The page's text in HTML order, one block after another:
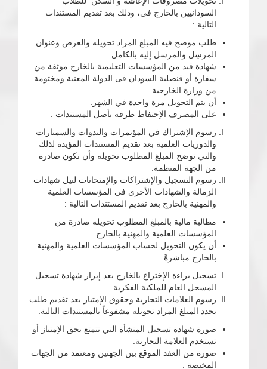
السودانيين بالخارج فى، وذلك بعد تقديم المستندات
التالية :
طلب موضح فيه المبلغ المراد تحويله والغرض وعنوان
المرسِل والمرسل إليه بالكامل .
شهادة قيد من المؤسسات التعليمية بالخارج موثقة من
سفارة أو قنصلية السودان فى الدولة المعنية ومختومة
من وزارة الخارجية .
أن يتم التحويل مرة واحدة في الشهر.
على المصرف الإحتفاظ طرفه بأصل المستندات .
رسوم الإشتراك في المؤتمرات والندوات والسمنارات
والدوريات العلمية بعد تقديم المستندات المؤيدة لذلك
والتي توضح المبلغ المطلوب تحويله وأن تكون صادرة
من الجهة المنظمة.
رسوم التسجيل والإشتراكات والإمتحانات لنيل شهادات
الزمالة والشهادات الأخرى في المؤسسات العلمية
والمهنية بالخارج بعد تقديم المستندات التالية :
مطالبة مالية بالمبلغ المطلوب تحويله صادرة من
المؤسسات العلمية والمهنية بالخارج.
أن يكون التحويل لحساب المؤسسات العلمية والمهنية
بالخارج مباشرةً.
تسجيل براءة الإختراع بالخارج بعد إبراز شهادة تسجيل
المسجل العام للملكية الفكرية .
رسوم العلامات التجارية وحقوق الإمتياز بعد تقديم طلب
يحدد المبلغ المراد تحويله مشفوعاً بالمستندات التالية:
صورة شهادة تسجيل المنشأة التي تتمتع بحق الإمتياز أو
تستخدم العلامة التجارية.
صورة من العقد الموقع بين الجهتين ومعتمد من الجهات
المختصة .